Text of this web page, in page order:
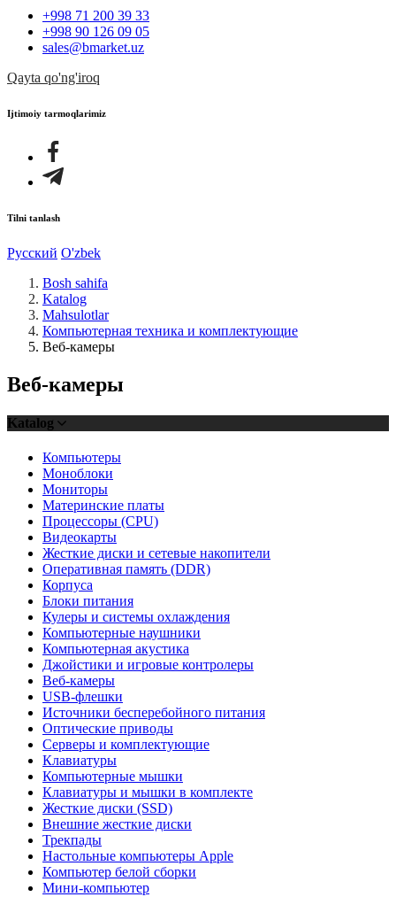
+998 71 200 39 33
+998 90 126 09 05
sales@bmarket.uz
Qayta qo'ng'iroq
Ijtimoiy tarmoqlarimiz
Tilni tanlash
Русский O'zbek
Bosh sahifa
Katalog
Mahsulotlar
Компьютерная техника и комплектующие
Веб-камеры
Веб-камеры
Katalog
Компьютеры
Моноблоки
Мониторы
Материнские платы
Процессоры (CPU)
Видеокарты
Жесткие диски и сетевые накопители
Оперативная память (DDR)
Корпуса
Блоки питания
Кулеры и системы охлаждения
Компьютерные наушники
Компьютерная акустика
Джойстики и игровые контролеры
Веб-камеры
USB-флешки
Источники бесперебойного питания
Оптические приводы
Серверы и комплектующие
Клавиатуры
Компьютерные мышки
Клавиатуры и мышки в комплекте
Жесткие диски (SSD)
Внешние жесткие диски
Трекпады
Настольные компьютеры Apple
Компьютер белой сборки
Мини-компьютер